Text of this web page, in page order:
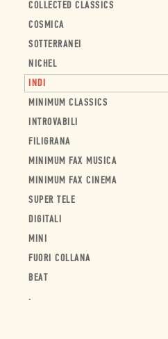
COLLECTED CLASSICS
COSMICA
SOTTERRANEI
NICHEL
INDI
MINIMUM CLASSICS
INTROVABILI
FILIGRANA
MINIMUM FAX MUSICA
MINIMUM FAX CINEMA
SUPER TELE
DIGITALI
MINI
FUORI COLLANA
BEAT
.